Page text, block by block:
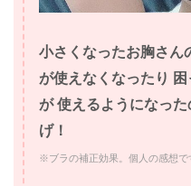
小さくなったお胸さん
が使えなくなったり
が 使えるようになっ
げ！
※ブラの補正効果。個人の感想で